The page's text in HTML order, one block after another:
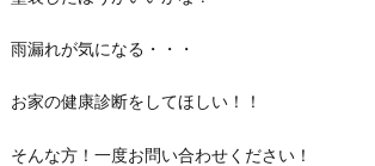
雨漏れが気になる・・・
お家の健康診断をしてほしい！！
そんな方！一度お問い合わせください！